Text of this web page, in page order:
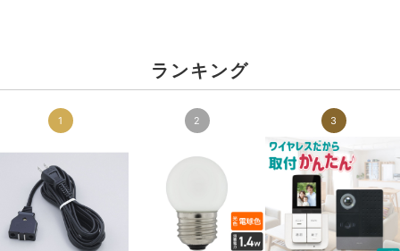
ランキング
1 2 3